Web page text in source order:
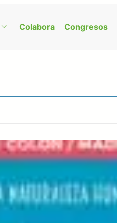
Colabora Congresos